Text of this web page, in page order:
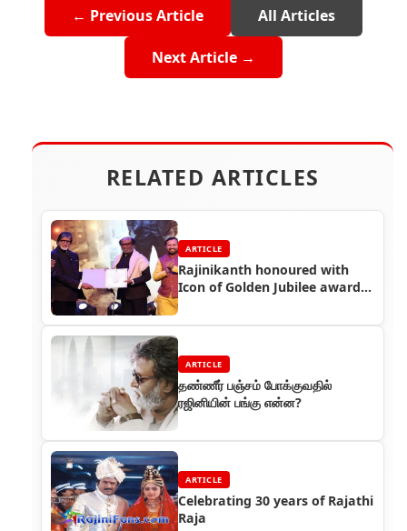
← Previous Article All Articles
Next Article →
RELATED ARTICLES
ARTICLE
Rajinikanth honoured with
Icon of Golden Jubilee award
ARTICLE
தண்ணீர் பஞ்சம் போக்குவதில்
ரஜினியின் பங்கு என்ன?
ARTICLE
Celebrating 30 years of Rajathi
Raja